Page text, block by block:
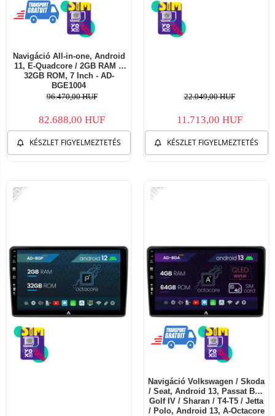
Navigáció All-in-one, Android
11, E-Quadcore / 2GB RAM +
32GB ROM, 7 Inch - AD-
BGE1004
96.470,00 HUF
82.688,00 HUF
KÉSZLET FIGYELMEZTETÉS
22.049,00 HUF
11.713,00 HUF
KÉSZLET FIGYELMEZTETÉS
-25% -11%
Navigáció Volkswagen / Skoda
/ Seat, Android 13, Passat B5 /
Golf IV / Sharan / T4-T5 / Jetta
/ Polo, Android 13, A-Octacore